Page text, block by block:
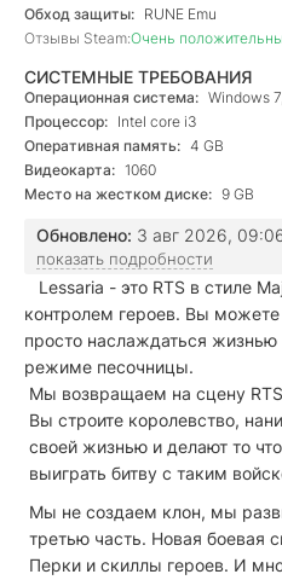
Обход защиты: RUNE Emu
Отзывы Steam:Очень
СИСТЕМНЫЕ ТРЕБОВАНИЯ
Операционная система: Windows
Процессор: Intel core i3
Оперативная память: 4 GB
Видеокарта: 1060
Место на жестком диске: 9 GB
Обновлено: 3 авг 2026,
показать подробности
Lessaria - это RTS в стиле
контролем героев. Вы
просто наслаждаться жизнью
режиме песочницы.
Мы возвращаем на сцену
Вы строите королевство,
своей жизнью и делают то
выиграть битву с таким
Мы не создаем клон, мы
третью часть. Новая боевая
Перки и скиллы героев. И